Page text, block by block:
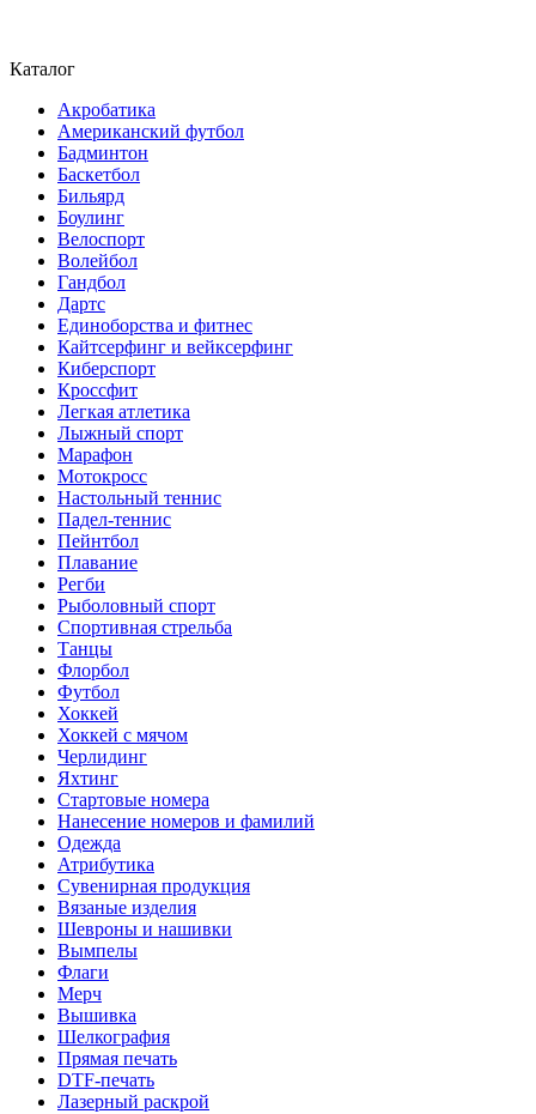
Каталог
Акробатика
Американский футбол
Бадминтон
Баскетбол
Бильярд
Боулинг
Велоспорт
Волейбол
Гандбол
Дартс
Единоборства и фитнес
Кайтсерфинг и вейксерфинг
Киберспорт
Кроссфит
Легкая атлетика
Лыжный спорт
Марафон
Мотокросс
Настольный теннис
Падел-теннис
Пейнтбол
Плавание
Регби
Рыболовный спорт
Спортивная стрельба
Танцы
Флорбол
Футбол
Хоккей
Хоккей с мячом
Черлидинг
Яхтинг
Стартовые номера
Нанесение номеров и фамилий
Одежда
Атрибутика
Сувенирная продукция
Вязаные изделия
Шевроны и нашивки
Вымпелы
Флаги
Мерч
Вышивка
Шелкография
Прямая печать
DTF-печать
Лазерный раскрой